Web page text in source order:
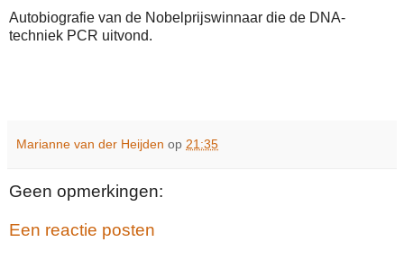
Autobiografie van de Nobelprijswinnaar die de DNA-
techniek PCR uitvond.
Marianne van der Heijden op 21:35
Geen opmerkingen:
Een reactie posten